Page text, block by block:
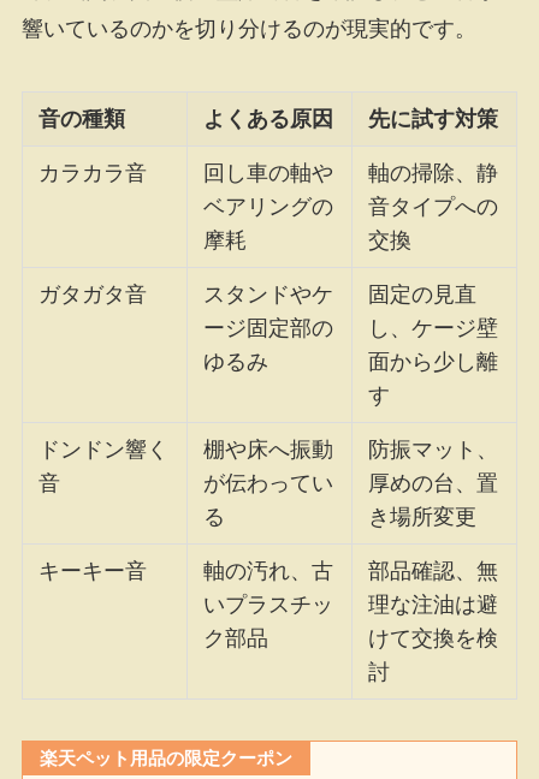
響いているのかを切り分けるのが現実的です。
音の種類 よくある原因 先に試す対策
カラカラ音
回し車の軸や
ベアリングの
摩耗
軸の掃除、静
音タイプへの
交換
ガタガタ音
スタンドやケ
ージ固定部の
ゆるみ
固定の見直
し、ケージ壁
面から少し離
す
ドンドン響く
音
棚や床へ振動
が伝わってい
る
防振マット、
厚めの台、置
き場所変更
キーキー音
軸の汚れ、古
いプラスチッ
ク部品
部品確認、無
理な注油は避
けて交換を検
討
楽天ペット用品の限定クーポン